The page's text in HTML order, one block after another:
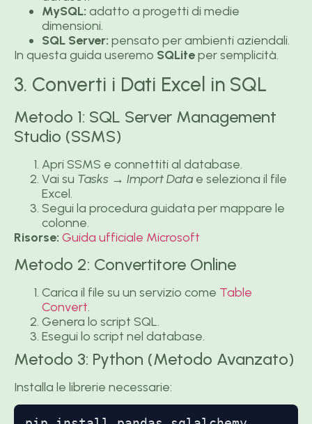
MySQL: adatto a progetti di medie
dimensioni.
SQL Server: pensato per ambienti aziendali.
In questa guida useremo SQLiteper semplicità.
3. Converti i Dati Excel in SQL
Metodo 1: SQL Server Management
Studio (SSMS)
Apri SSMS e connettiti al database.
Vai su Tasks → Import Data e seleziona il file
Excel.
Segui la procedura guidata per mappare le
colonne.
Risorse: Guida ufficiale Microsoft
Metodo 2: Convertitore Online
Carica il file su un servizio come Table
Convert.
Genera lo script SQL.
Esegui lo script nel database.
Metodo 3: Python (Metodo Avanzato)
Installa le librerie necessarie: